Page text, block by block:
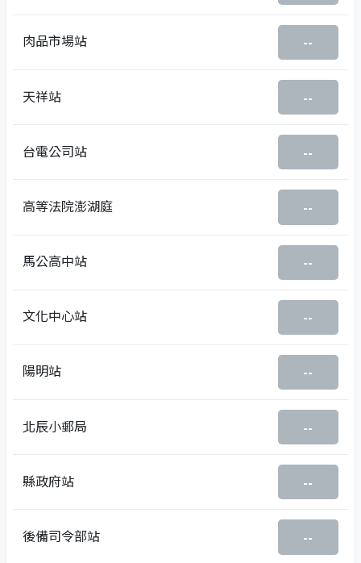
肉品市場站 --
天祥站 --
台電公司站 --
高等法院澎湖庭 --
馬公高中站 --
文化中心站 --
陽明站 --
北辰小郵局 --
縣政府站 --
後備司令部站 --